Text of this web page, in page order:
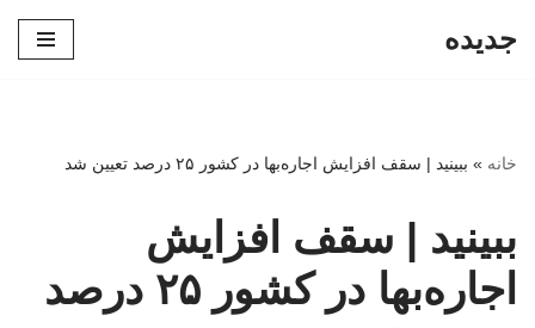
جدیده
خانه » ببینید | سقف افزایش اجاره‌بها در کشور ۲۵ درصد تعیین شد
ببینید | سقف افزایش
اجاره‌بها در کشور ۲۵ درصد